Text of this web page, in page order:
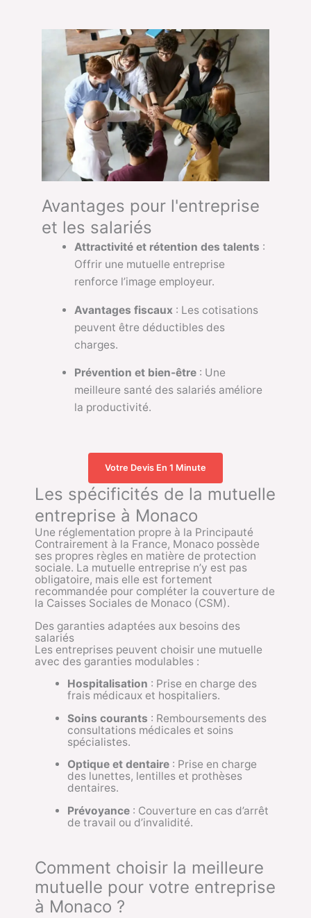
Avantages pour l'entreprise
et les salariés
Attractivité et rétention des talents :
Offrir une mutuelle entreprise
renforce l’image employeur.
Avantages fiscaux : Les cotisations
peuvent être déductibles des
charges.
Prévention et bien-être: Une
meilleure santé des salariés améliore
la productivité.
Votre Devis En 1 Minute
Les spécificités de la mutuelle
entreprise à Monaco
Une réglementation propre à la Principauté
Contrairement à la France, Monaco possède
ses propres règles en matière de protection
sociale. La mutuelle entreprise n’y est pas
obligatoire, mais elle est fortement
recommandée pour compléter la couverture de
la Caisses Sociales de Monaco (CSM).
Des garanties adaptées aux besoins des
salariés
Les entreprises peuvent choisir une mutuelle
avec des garanties modulables :
Hospitalisation : Prise en charge des
frais médicaux et hospitaliers.
Soins courants : Remboursements des
consultations médicales et soins
spécialistes.
Optique et dentaire: Prise en charge
des lunettes, lentilles et prothèses
dentaires.
Prévoyance: Couverture en cas d’arrêt
de travail ou d’invalidité.
Comment choisir la meilleure
mutuelle pour votre entreprise
à Monaco ?